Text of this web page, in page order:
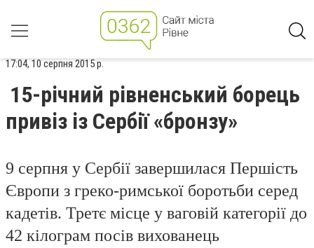
17:04, 10 серпня 2015 р.
15-річний рівненський борець
привіз із Сербії «бронзу»
9 серпня у Сербії завершилася Першість
Європи з греко-римської боротьби серед
кадетів. Третє місце у ваговій категорії до
42 кілограм посів вихованець